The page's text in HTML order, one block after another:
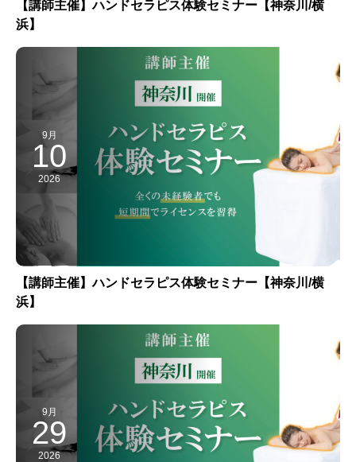
【講師主催】ハンドセラピス体験セミナー【神奈川/横
浜】
9月
10
2026
【講師主催】ハンドセラピス体験セミナー【神奈川/横
浜】
9月
29
2026